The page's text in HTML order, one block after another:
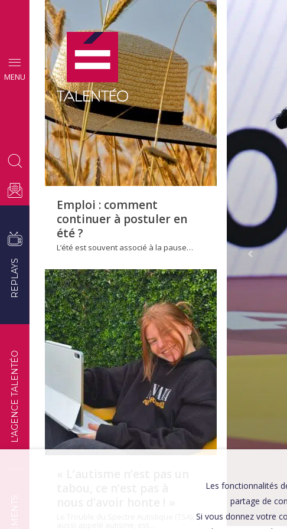
MENU
L'AGENCE TALENTÉO
REPLAYS
CONSEILS
EMPLOI
Emploi : comment
continuer à postuler en
été ?
L’été est souvent associé à la pause…
TÉMOIGNAGES
Les fonctionnalités
partage de
Si vous donnez votre